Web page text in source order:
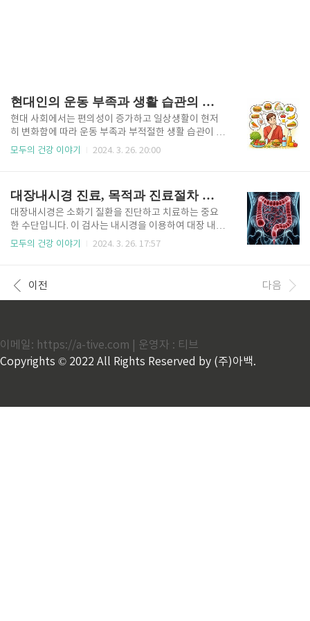
현대인의 운동 부족과 생활 습관의 문제점
현대 사회에서는 편의성이 증가하고 일상생활이 현저
히 변화함에 따라 운동 부족과 부적절한 생활 습관이 늘
어나고 있습니다. 이로 인해 건강에 부정적인 영향을 미
동 부족은 현대 사회에서 많은 사람들이 겪는 문제입니
다.현대 사회의 발달로 인해 일상적인 활동량이 감소하
고, 디지털 기기 사용이 증가함에 따라 운동 부족 문제
는 심화되고 있습니다. 운동 부족은 건강에 다양한 부정
적인 영향을 미칩니다. 첫째, 심혈관 질환과 관련된 위
요인 중 하나입니다.심혈관 질환은 현대 사회에서 주요
한 건강 문제로, ..
모두의 건강 이야기 2024. 3. 26. 20:00
대장내시경 진료, 목적과 진료절차 안내
대장내시경은 소화기 질환을 진단하고 치료하는 중요
한 수단입니다. 이 검사는 내시경을 이용하여 대장 내부
를 직접 살펴봄으로써 이상 유무를 확인할 수 있습니다.
도 도움이 됩니다. 또한, 대장내시경은 염증성 장질환,
폴립, 크론병 등 다양한 소화기 질환의 원인을 밝히는
시경은 질병 예방과 치료에 있어서 매우 중요한 역할을
합니다. 대장내시경의 목적과 중요성 대장내시경은 대
장 내부를 직접적으로 확인하는 비침습적인 절차로, 소
모두의 건강 이야기 2024. 3. 26. 17:57
이전 다음
이메일: https://a-tive.com | 운영자 : 티브
Copyrights © 2022 All Rights Reserved by (주)아백.